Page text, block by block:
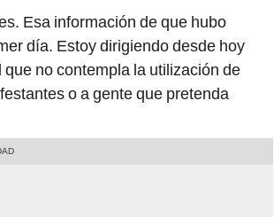
Esa información de que hubo
día. Estoy dirigiendo desde hoy
no contempla la utilización de
o a gente que pretenda